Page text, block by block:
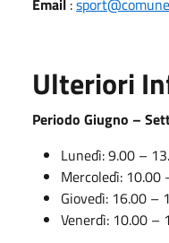
Ulteriori
Periodo Giugno –
Lunedì: 9.00 –
Mercoledì: 10.00
Giovedì: 16.00 –
Venerdì: 10.00 –